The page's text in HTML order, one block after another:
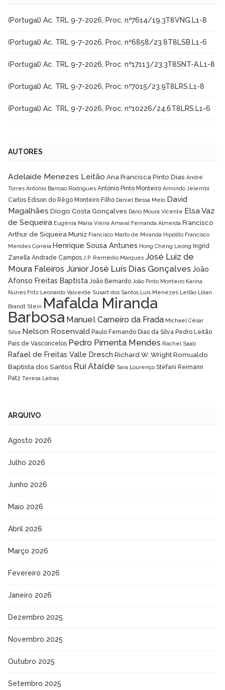
(Portugal) Ac. TRL 9-7-2026, Proc. nº7614/19.3T8VNG.L1-8
(Portugal) Ac. TRL 9-7-2026, Proc. nº6858/23.8T8LSB.L1-6
(Portugal) Ac. TRL 9-7-2026, Proc. nº17113/23.3T8SNT-A.L1-8
(Portugal) Ac. TRL 9-7-2026, Proc. nº7015/23.9T8LRS.L1-8
(Portugal) Ac. TRL 9-7-2026, Proc. nº10226/24.6T8LRS.L1-6
AUTORES
Adelaide Menezes Leitão Ana Francisca Pinto Dias André
Torres António Barroso Rodrigues António Pinto Monteiro Armindo Jelembi
Carlos Edison do Rêgo Monteiro Filho Daniel Bessa Melo David
Magalhães Diogo Costa Gonçalves Dário Moura Vicente Elsa Vaz
de Sequeira Eugénia Maria Vieira Amaral Fernanda Almeida Francisco
Arthur de Siqueira Muniz Francisco Marto de Miranda Hipólito Francisco
Mendes Correia Henrique Sousa Antunes Hong Cheng Leong Ingrid
Zanella Andrade Campos J.P. Remédio Marques José Luiz de
Moura Faleiros JúniorJosé Luís Dias GonçalvesJoão
Afonso Freitas Baptista João Bernardo João Pinto Monteiro Karina
Nunes Fritz Leonardo Valverde Susart dos Santos Luís Menezes Leitão Lílian
Brandt Stein Mafalda Miranda
Barbosa Manuel Carneiro da Frada Michael César
Silva Nelson Rosenvald Paulo Fernando Dias da Silva Pedro Leitão
Pais de Vasconcelos Pedro Pimenta Mendes Rachel Saab
Rafael de Freitas Valle Dresch Richard W. WrightRomualdo
Baptista dos Santos Rui Ataíde Sara Lourenço Stéfani Reimann
Patz Teresa Letras
ARQUIVO
Agosto 2026
Julho 2026
Junho 2026
Maio 2026
Abril 2026
Março 2026
Fevereiro 2026
Janeiro 2026
Dezembro 2025
Novembro 2025
Outubro 2025
Setembro 2025